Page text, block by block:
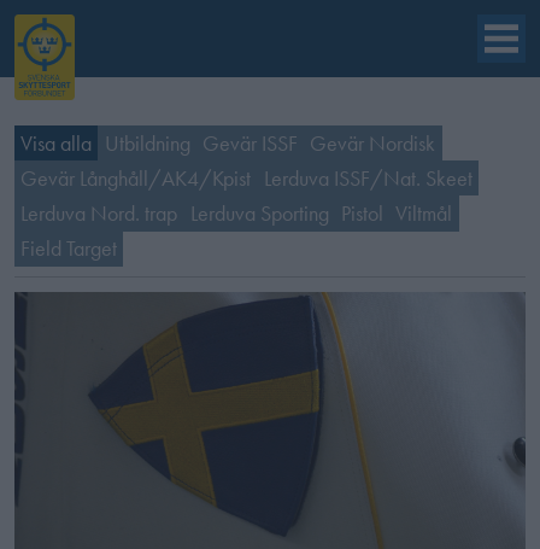
Visa alla Utbildning Gevär ISSF Gevär Nordisk
Gevär Långhåll/AK4/Kpist Lerduva ISSF/Nat. Skeet
Lerduva Nord. trap Lerduva Sporting Pistol Viltmål
Field Target